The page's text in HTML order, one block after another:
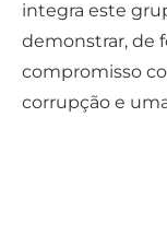
integra este
demonstrar, de
compromisso
corrupção e